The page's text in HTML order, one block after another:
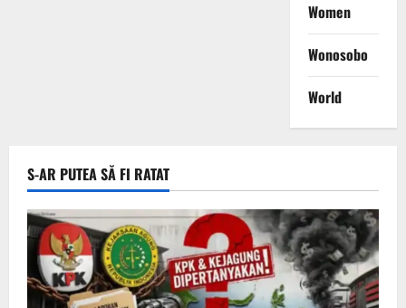
Women
Wonosobo
World
S-AR PUTEA SĂ FI RATAT